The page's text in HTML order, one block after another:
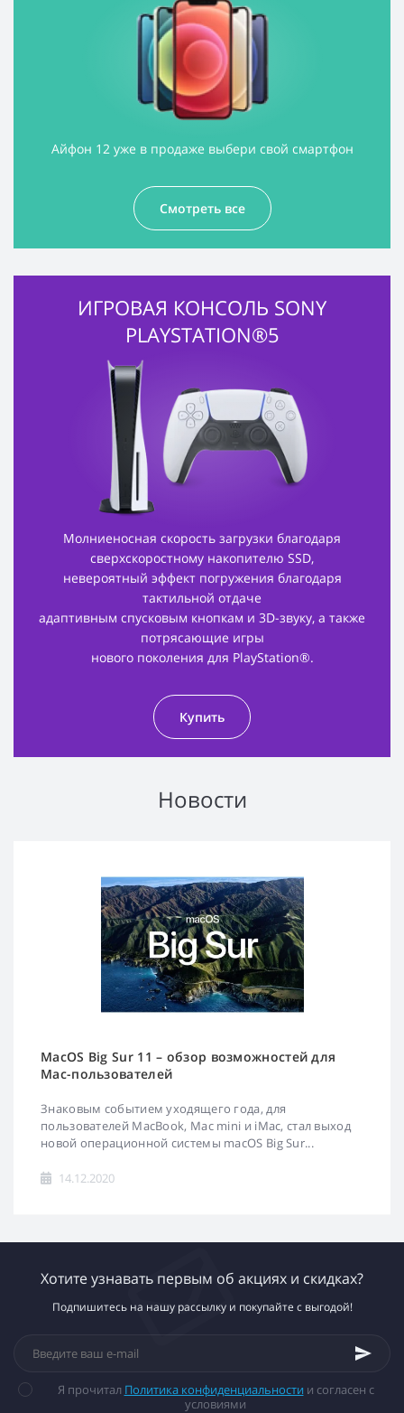
Айфон 12 уже в продаже выбери свой смартфон
Смотреть все
ИГРОВАЯ КОНСОЛЬ SONY
PLAYSTATION®5
Молниеносная скорость загрузки благодаря
сверхскоростному накопителю SSD,
невероятный эффект погружения благодаря
тактильной отдаче
адаптивным спусковым кнопкам и 3D-звуку, а также
потрясающие игры
нового поколения для PlayStation®.
Купить
Новости
MacOS Big Sur 11 – обзор возможностей для
Mac-пользователей
Знаковым событием уходящего года, для
пользователей MacBook, Mac mini и iMac, стал выход
новой операционной системы macOS Big Sur...
14.12.2020
Хотите узнавать первым об акциях и скидках?
Подпишитесь на нашу рассылку и покупайте с выгодой!
Я прочитал Политика конфиденциальности и согласен с
условиями